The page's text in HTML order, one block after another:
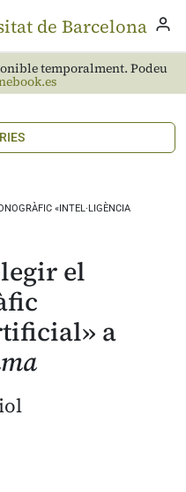
temporalment. Podeu
«INTEL·LIGÈNCIA
el
a